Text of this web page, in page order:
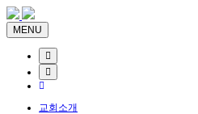
MENU
교회소개